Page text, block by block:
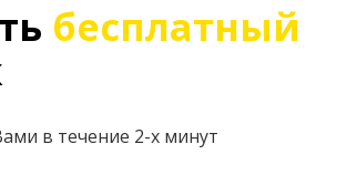
бесплатный
в течение 2-х минут